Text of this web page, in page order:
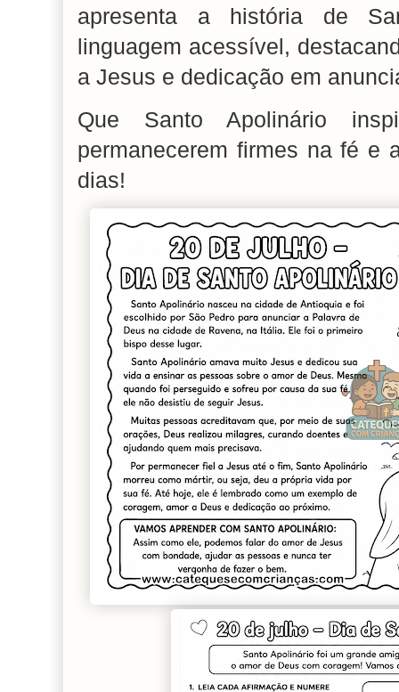
apresenta a história de
linguagem acessível,
a Jesus e dedicação em
Que Santo Apolinário
permanecerem firmes na fé e
dias!